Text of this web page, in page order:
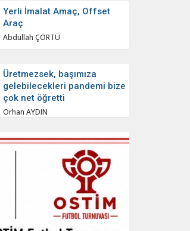
Yerli İmalat Amaç, Offset
Araç
Abdullah ÇÖRTÜ
Üretmezsek, başımıza
gelebilecekleri pandemi bize
çok net öğretti
Orhan AYDIN